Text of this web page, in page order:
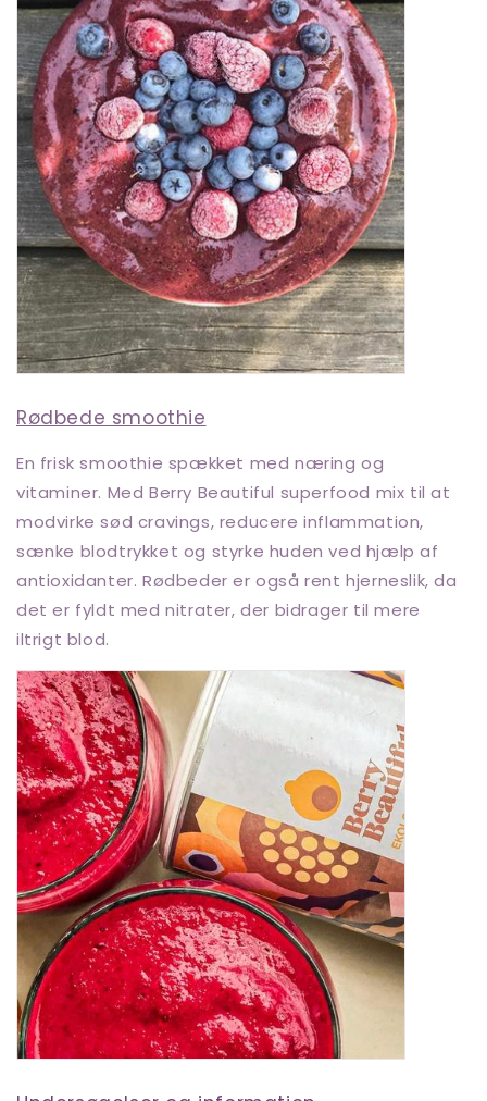
Rødbede smoothie
En frisk smoothie spækket med næring og
vitaminer. Med Berry Beautiful superfood mix til at
modvirke sød cravings, reducere inflammation,
sænke blodtrykket og styrke huden ved hjælp af
antioxidanter. Rødbeder er også rent hjerneslik, da
det er fyldt med nitrater, der bidrager til mere
iltrigt blod.